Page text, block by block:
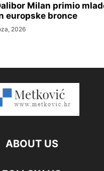
Milan primio
europske bronce
2026
ABOUT US